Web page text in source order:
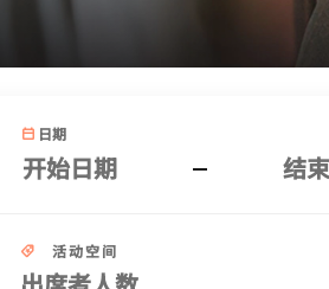
日期
活动空间